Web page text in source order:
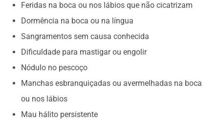
Feridas na boca ou nos lábios que não cicatrizam
Dormência na boca ou na língua
Sangramentos sem causa conhecida
Dificuldade para mastigar ou engolir
Nódulo no pescoço
Manchas esbranquiçadas ou avermelhadas na boca
ou nos lábios
Mau hálito persistente